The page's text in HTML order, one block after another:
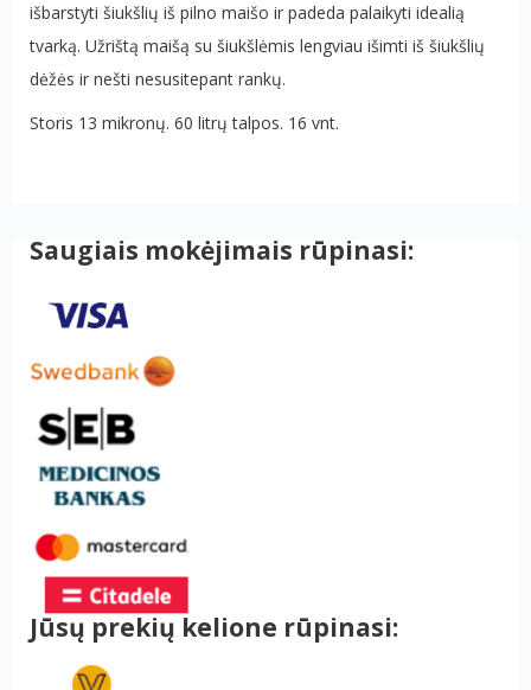
išbarstyti šiukšlių iš pilno maišo ir padeda palaikyti idealią
tvarką. Užrištą maišą su šiukšlėmis lengviau išimti iš šiukšlių
dėžės ir nešti nesusitepant rankų.
Storis 13 mikronų. 60 litrų talpos. 16 vnt.
Saugiais mokėjimais rūpinasi:
Jūsų prekių kelione rūpinasi: